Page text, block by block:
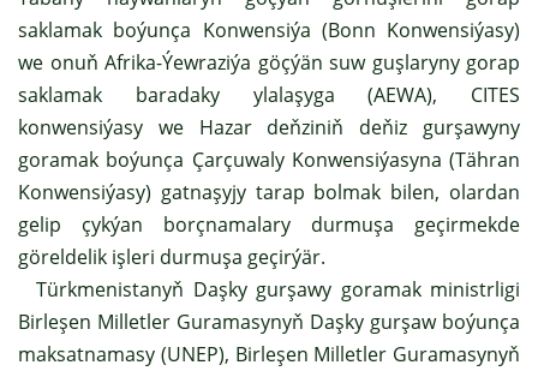
saklamak boýunça Konwensiýa (Bonn Konwensiýasy)
we onuň Afrika-Ýewraziýa göçýän suw guşlaryny gorap
saklamak baradaky ylalaşyga (AEWA), CITES
konwensiýasy we Hazar deňziniň deňiz gurşawyny
goramak boýunça Çarçuwaly Konwensiýasyna (Tähran
Konwensiýasy) gatnaşyjy tarap bolmak bilen, olardan
gelip çykýan borçnamalary durmuşa geçirmekde
göreldelik işleri durmuşa geçirýär.
Türkmenistanyň Daşky gurşawy goramak ministrligi
Birleşen Milletler Guramasynyň Daşky gurşaw boýunça
maksatnamasy (UNEP), Birleşen Milletler Guramasynyň